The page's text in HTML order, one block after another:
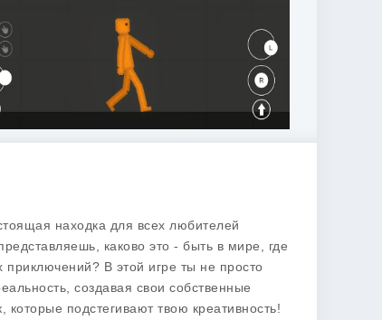
находка для всех любителей
каково это - быть в мире, где
В этой игре ты не просто
создавая свои собственные
подстегивают твою креативность!